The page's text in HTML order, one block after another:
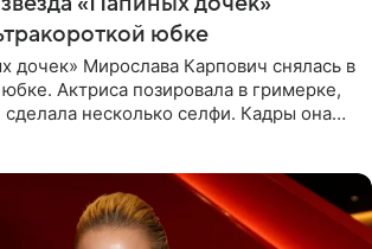
юбке
дочек» Мирослава Карпович снялась в
Актриса позировала в гримерке,
сделала несколько селфи. Кадры она